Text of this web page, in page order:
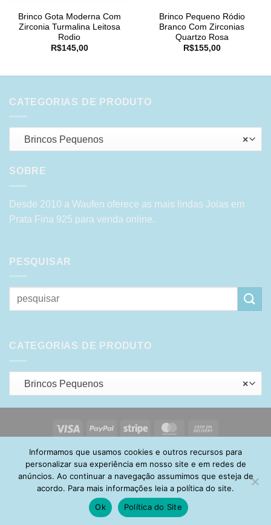
Brinco Gota Moderna Com
Zirconia Turmalina Leitosa
Rodio
R$145,00
Brinco Pequeno Ródio
Branco Com Zirconias
Quartzo Rosa
R$155,00
CATEGORIAS DE PRODUTO
×
Brincos Pequenos
SOBRE
Desde 2010 a Waufen oferece as mais lindas Joias em
Prata Fina 925 para venda online.
PESQUISAR
Pesquisar
por:
CATEGORIAS DE PRODUTO
×
Brincos Pequenos
Visa PayPal Stripe MasterCard
Delivery
HOME SOBRE POLÍTICA DE PRIVACIDADE
ENTREGA
TROCA E DEVOLUÇÃO
GARANTIA FAQ
CARRINHO
MINHA CONTA
CONTATO
Informamos que usamos cookies e outros recursos para
personalizar sua experiência em nosso site e em redes de
anúncios. Ao continuar a navegação assumimos que esteja de
acordo. Para mais informações leia a política do site.
Ok
Política do Site